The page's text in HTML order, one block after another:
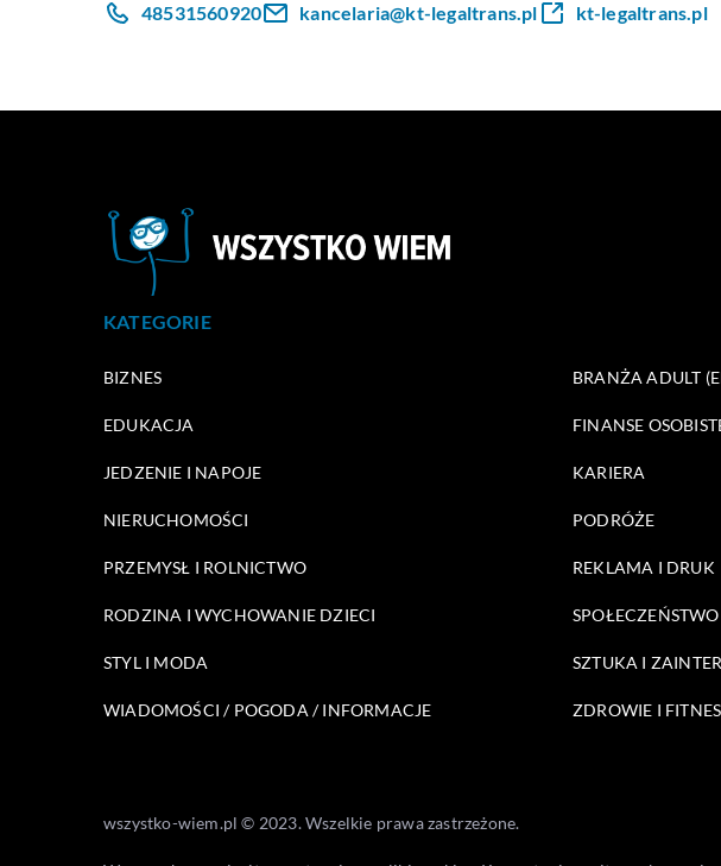
48531560920 kancelaria@kt-legaltrans.pl kt-legaltrans.pl
KATEGORIE
BIZNES BRANŻA ADULT
EDUKACJA FINANSE
JEDZENIE I NAPOJE KARIERA
NIERUCHOMOŚCI PODRÓŻE
PRZEMYSŁ I ROLNICTWO REKLAMA I DRUK
RODZINA I WYCHOWANIE DZIECI SPOŁECZEŃSTWO
STYL I MODA SZTUKA I
WIADOMOŚCI / POGODA / INFORMACJE ZDROWIE I
wszystko-wiem.pl © 2023. Wszelkie prawa zastrzeżone.